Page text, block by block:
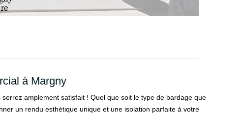
à Margny
amplement satisfait ! Quel que soit le type de bardage que
un rendu esthétique unique et une isolation parfaite à votre